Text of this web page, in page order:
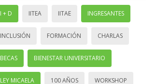
I + D IITEA IITAE INGRESANTES
INCLUSIÓN FORMACIÓN CHARLAS
BECAS BIENESTAR UNIVERSITARIO
LEY MICAELA 100 AÑOS WORKSHOP